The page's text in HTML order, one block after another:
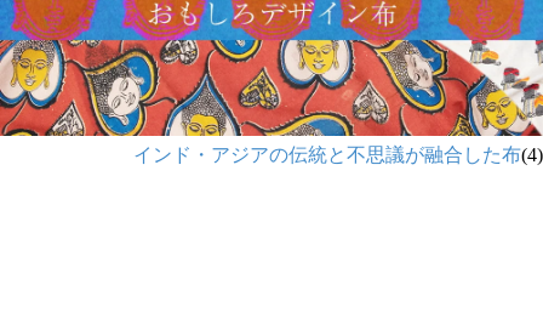
インド・アジアの伝統と不思議が融合した布(4)